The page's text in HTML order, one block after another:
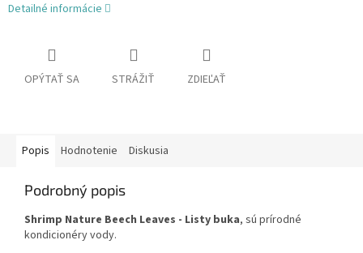
Detailné informácie
OPÝTAŤ SA STRÁŽIŤ ZDIEĽAŤ
Popis Hodnotenie Diskusia
Podrobný popis
Shrimp Nature Beech Leaves - Listy buka, sú prírodné
kondicionéry vody.